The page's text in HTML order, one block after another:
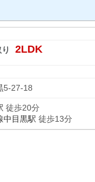
2LDK
5-27-18
徒歩20分
中目黒駅 徒歩13分